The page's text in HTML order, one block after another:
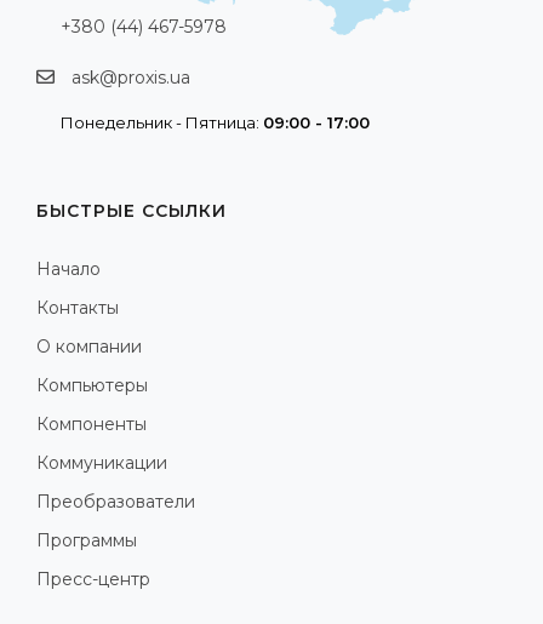
+380 (44) 467-5978
ask@proxis.ua
Понедельник - Пятница: 09:00 - 17:00
БЫСТРЫЕ ССЫЛКИ
Начало
Контакты
О компании
Компьютеры
Компоненты
Коммуникации
Преобразователи
Программы
Пресс-центр